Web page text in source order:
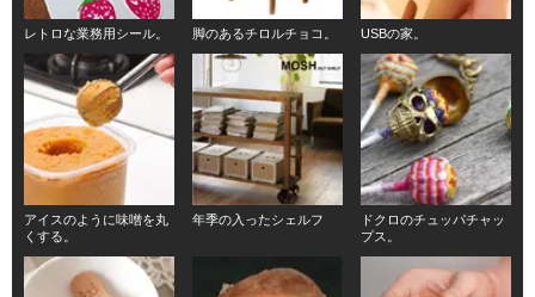
レトロな業務用シール。 脚のあるチロルチョコ。 USBの家。
アイスのように味噌を丸
くする。
年季の入ったシェルフ
ドクロのチュッパチャッ
プス。